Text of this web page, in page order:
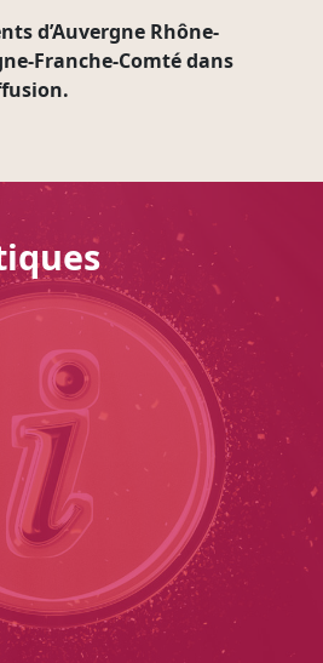
d’Auvergne Rhône-
Franche-Comté dans